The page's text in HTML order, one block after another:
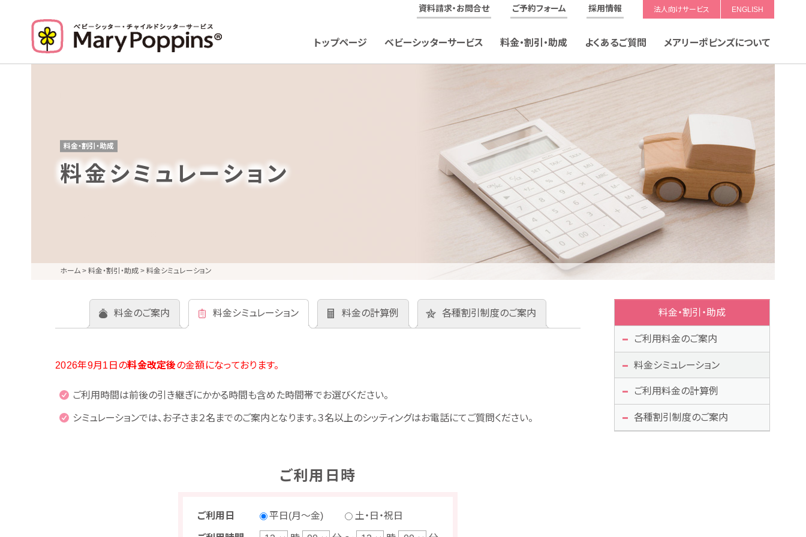
トップページ ベビーシッターサービス 料金・割引・助成 よくあるご質問 メアリーポピンズについて
資料請求・お問合せ ご予約フォーム 採用情報 法人向けサービス ENGLISH
料金・割引・助成
料金シミュレーション
ホーム > 料金・割引・助成 > 料金シミュレーション
料金のご案内 料金シミュレーション 料金の計算例 各種割引制度のご案内
2026年9月1日の料金改定後の金額になっております。
ご利用時間は前後の引き継ぎにかかる時間も含めた時間帯でお選びください。
シミュレーションでは、お子さま２名までのご案内となります。３名以上のシッティングはお電話にてご質問ください。
ご利用日時
ご利用日 平日(月～金) 土・日・祝日
料金・割引・助成
ご利用料金のご案内
料金シミュレーション
ご利用料金の計算例
各種割引制度のご案内